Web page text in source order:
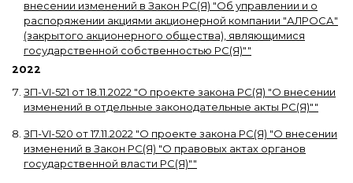
внесении изменений в Закон РС(Я) "Об управлении и о
распоряжении акциями акционерной компании "АЛРОСА"
(закрытого акционерного общества), являющимися
государственной собственностью РС(Я)""
2022
ЗП-VI-521 от18.11.2022 "О проекте закона РС(Я) "О внесении
изменений в отдельные законодательные акты РС(Я)""
ЗП-VI-520 от17.11.2022 "О проекте закона РС(Я) "О внесении
изменений в Закон РС(Я) "О правовых актах органов
государственной власти РС(Я)""